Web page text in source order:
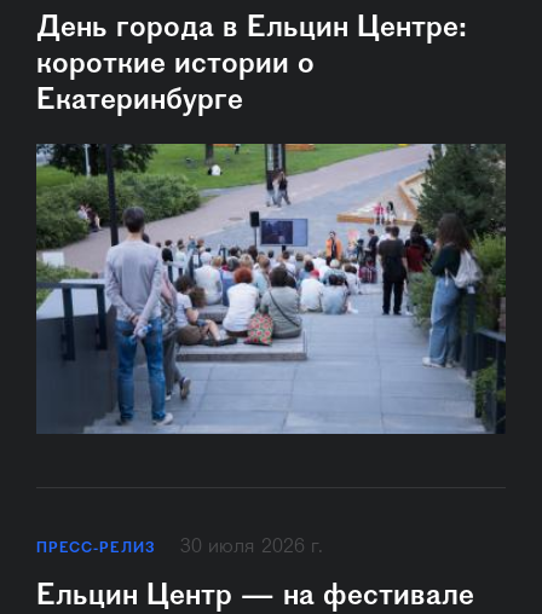
День города в Ельцин Центре:
короткие истории о
Екатеринбурге
ПРЕСС-РЕЛИЗ 30 июля 2026 г.
Ельцин Центр — на фестивале